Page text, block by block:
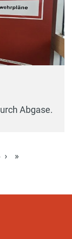
Abgase.
› »